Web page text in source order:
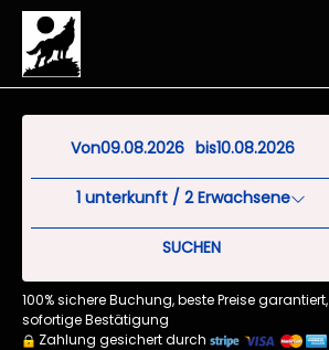
Von bis
1 unterkunft / 2Erwachsene
SUCHEN
100% sichere Buchung, beste Preise garantiert,
sofortige Bestätigung
Zahlung gesichert durch